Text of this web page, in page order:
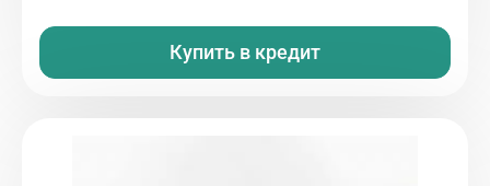
Купить в кредит